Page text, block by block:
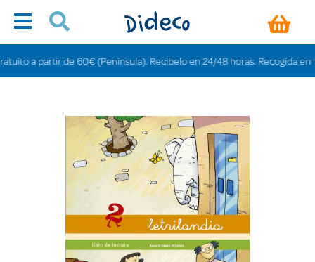
a partir de 60€ (Península). Recíbelo en 24/48 horas. Recogida en